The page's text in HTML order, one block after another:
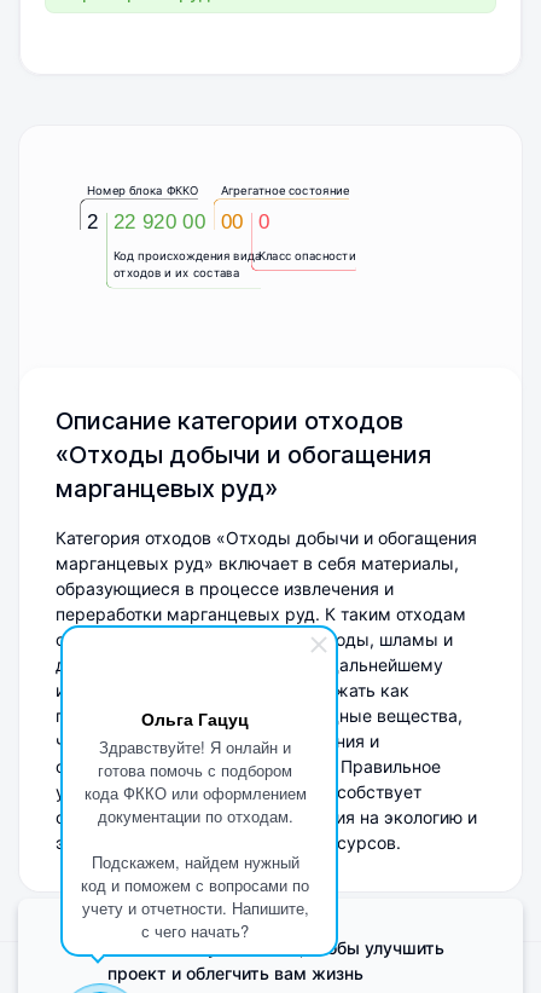
Ольга Гацуц
Здравствуйте! Я онлайн и
готова помочь с подбором
кода ФККО или оформлением
документации по отходам.
Подскажем, найдем нужный
код и поможем с вопросами по
учету и отчетности. Напишите,
с чего начать?
2
Номер блока ФККО
Код происхождения вида
отходов и их состава
22 920 00
Агрегатное состояние
00
Класс опасности
0
Описание категории отходов
«Отходы добычи и обогащения
марганцевых руд»
Категория отходов «Отходы добычи и обогащения
марганцевых руд» включает в себя материалы,
образующиеся в процессе извлечения и
переработки марганцевых руд. К таким отходам
относятся хвосты, отсеянные породы, шламы и
другие остатки, не подлежащие дальнейшему
использованию. Они могут содержать как
полезные компоненты, так и вредные вещества,
что требует осторожного обращения и
специализированной утилизации. Правильное
управление такими отходами способствует
снижению негативного воздействия на экологию и
эффективному использованию ресурсов.
Поделиться мнением о сайте
Мы используем Cookie, чтобы улучшить
проект и облегчить вам жизнь